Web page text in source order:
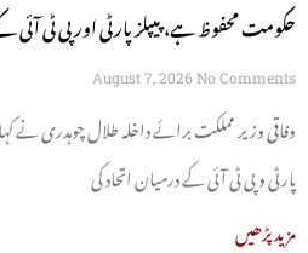
حکومت محفوظ ہے، پیپلز پارٹی اور پی ٹی آئی
چوہدری
August 7, 2026 No Comments
وفاقی وزیر مملکت برائے داخلہ طلال چوہدری نے
پارٹی و پی ٹی آئی کے درمیان اتحاد کی
مزید پڑھیں